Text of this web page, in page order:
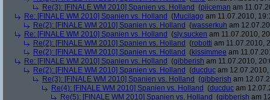
Re(3): [FINALE WM 2010] Spanien vs. Holland (piiceman am
Re: [FINALE WM 2010] Spanien vs. Holland (Mucilago am 11.07.2010,
Re(2): [FINALE WM 2010] Spanien vs. Holland (wasserkuh am
Re: [FINALE WM 2010] Spanien vs. Holland (sly.sucken am 11.07.2010,
Re(2): [FINALE WM 2010] Spanien vs. Holland (robotti am 11.07.2010,
Re(2): [FINALE WM 2010] Spanien vs. Holland (kissimmee am
Re: [FINALE WM 2010] Spanien vs. Holland (gibberish am 11.07.2010,
Re(2): [FINALE WM 2010] Spanien vs. Holland (ducduc am
Re(3): [FINALE WM 2010] Spanien vs. Holland (gibberish am
Re(4): [FINALE WM 2010] Spanien vs. Holland (ducduc am
Re(5): [FINALE WM 2010] Spanien vs. Holland (gibberish am